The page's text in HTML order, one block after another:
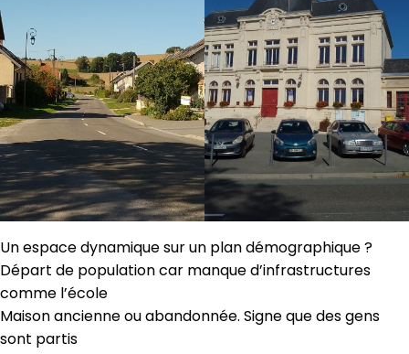
Un espace dynamique sur un plan démographique ?
Départ de population car manque d’infrastructures
comme l’école
Maison ancienne ou abandonnée. Signe que des gens
sont partis